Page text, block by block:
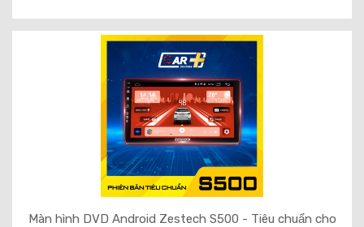
Màn hình DVD Android Zestech S500 - Tiêu chuẩn cho